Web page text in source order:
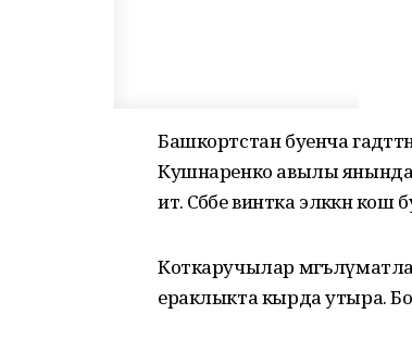
Башкортстан буенча
Кушнаренко авылы янында
итә. Сәбәбе винтка эләккән
Коткаручылар
ераклыкта кырда утыра.